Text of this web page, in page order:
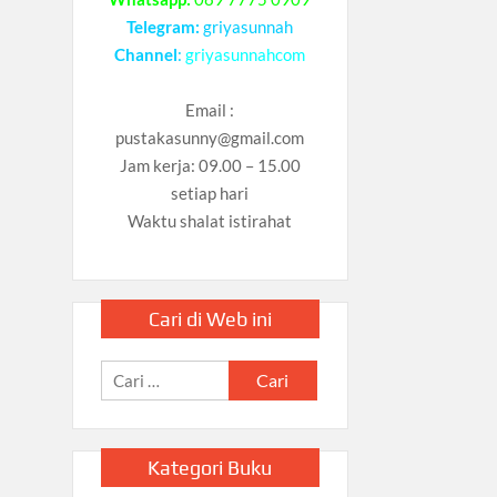
Telegram:griyasunnah
Channel:griyasunnahcom
Email :
pustakasunny@gmail.com
Jam kerja: 09.00 – 15.00
setiap hari
Waktu shalat istirahat
Cari di Web ini
Cari
untuk:
Kategori Buku